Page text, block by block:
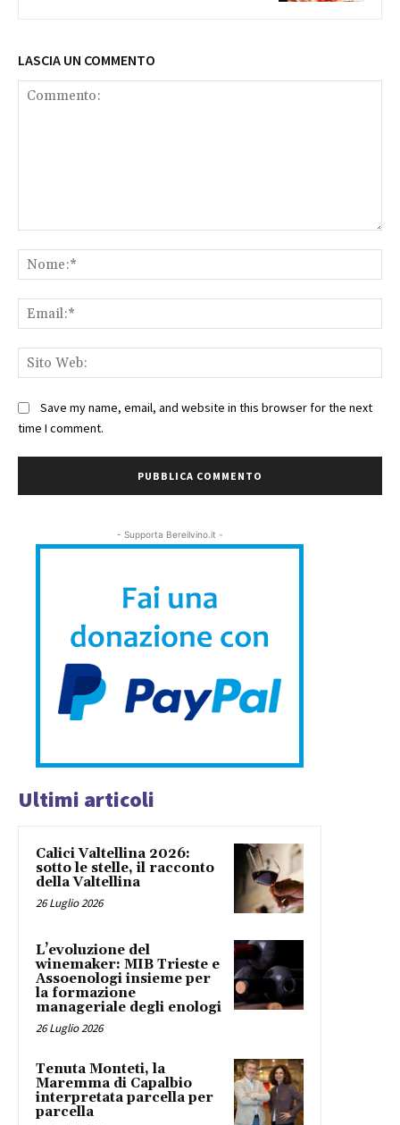
LASCIA UN COMMENTO
Save my name, email, and website in this browser for the next
time I comment.
- Supporta Bereilvino.it -
Ultimi articoli
Calici Valtellina 2026:
sotto le stelle, il racconto
della Valtellina
26 Luglio 2026
L’evoluzione del
winemaker: MIB Trieste e
Assoenologi insieme per
la formazione
manageriale degli enologi
26 Luglio 2026
Tenuta Monteti, la
Maremma di Capalbio
interpretata parcella per
parcella